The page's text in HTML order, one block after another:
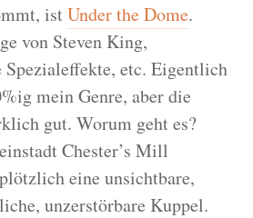
istUnder the Dome.
von Steven King,
Spezialeffekte, etc. Eigentlich
mein Genre, aber die
gut. Worum geht es?
Chester’s Mill
eine unsichtbare,
unzerstörbare Kuppel.